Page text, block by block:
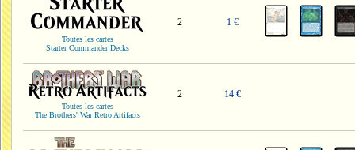
Toutes les cartes
Starter Commander Decks
2 1 €
Toutes les cartes
The Brothers' War Retro Artifacts
2 14 €